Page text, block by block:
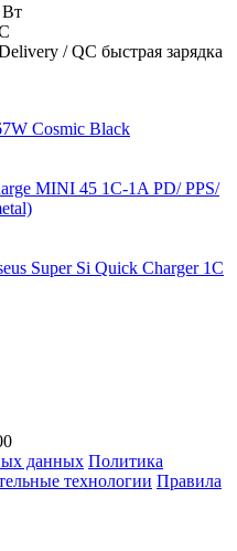
Вт
/ QC быстрая зарядка
Cosmic Black
MINI 45 1C-1A PD/ PPS/
Super Si Quick Charger 1C
данных Политика
технологии Правила